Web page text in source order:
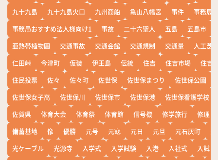
九十九島
九十九島火口 九州商船 亀山八幡宮 事件
事務局
事務局おすすめ法人様向け1
事故 二十六聖人 五島 五島市
亜熱帯植物園
交通事故 交通会館 交通規制 交通量
人工芝
仁田峠
今津町 仮装 伊王島 伝統 住吉 住吉市場
住吉
住民投票
佐々 佐々町 佐世保 佐世保まつり 佐世保公園
佐世保女子高
佐世保川 佐世保市 佐世保港
佐世保看護学校
佐賀県
体育大会 体育祭 体育館 信号機 修学旅行
修理
備蓄基地
像 優勝 元号 元寇 元日 元旦 元石灰町
光ケーブル
光源寺 入学式 入学試験 入港 入社式
入試